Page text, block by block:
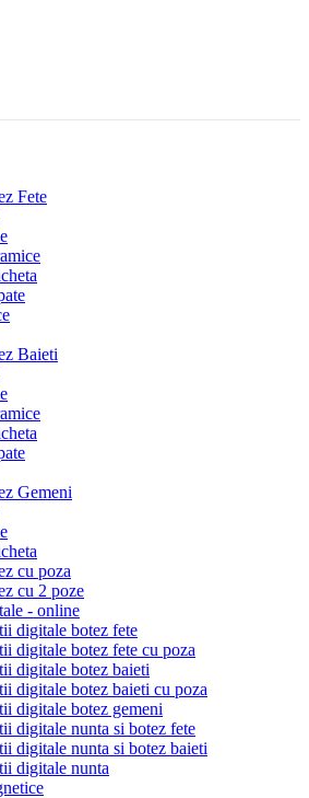
Fete
Baieti
Gemeni
cu poza
cu 2 poze
- online
digitale botez fete
digitale botez fete cu poza
digitale botez baieti
digitale botez baieti cu poza
digitale botez gemeni
digitale nunta si botez fete
digitale nunta si botez baieti
digitale nunta